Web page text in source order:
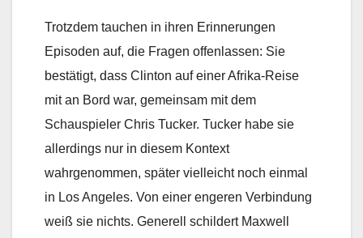
Trotzdem tauchen in ihren Erinnerungen
Episoden auf, die Fragen offenlassen: Sie
bestätigt, dass Clinton auf einer Afrika-Reise
mit an Bord war, gemeinsam mit dem
Schauspieler Chris Tucker. Tucker habe sie
allerdings nur in diesem Kontext
wahrgenommen, später vielleicht noch einmal
in Los Angeles. Von einer engeren Verbindung
weiß sie nichts. Generell schildert Maxwell